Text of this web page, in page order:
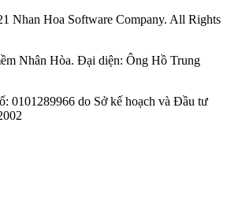
Nhan Hoa Software Company. All Rights
Nhân Hòa. Đại diện: Ông Hồ Trung
0101289966 do Sở kế hoạch và Đầu tư